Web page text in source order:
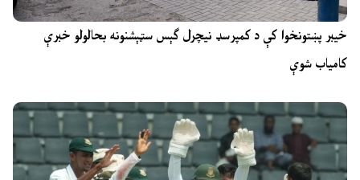
خیبر پښتونخوا کې د کمپرسډ نیچرل ګېس سټېشنونه بحالولو خبرې
کامیاب شوې